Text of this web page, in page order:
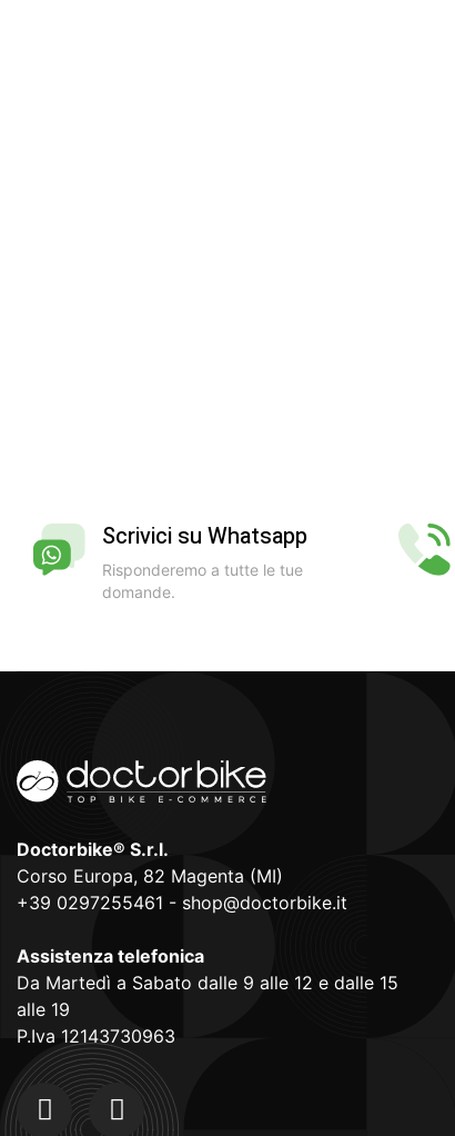
Scrivici su Whatsapp
Risponderemo a tutte le tue
domande.
Doctorbike® S.r.l.
Corso Europa, 82 Magenta (MI)
+39 0297255461 - shop@doctorbike.it
Assistenza telefonica
Da Martedì a Sabato dalle 9 alle 12 e dalle 15
alle 19
P.Iva 12143730963